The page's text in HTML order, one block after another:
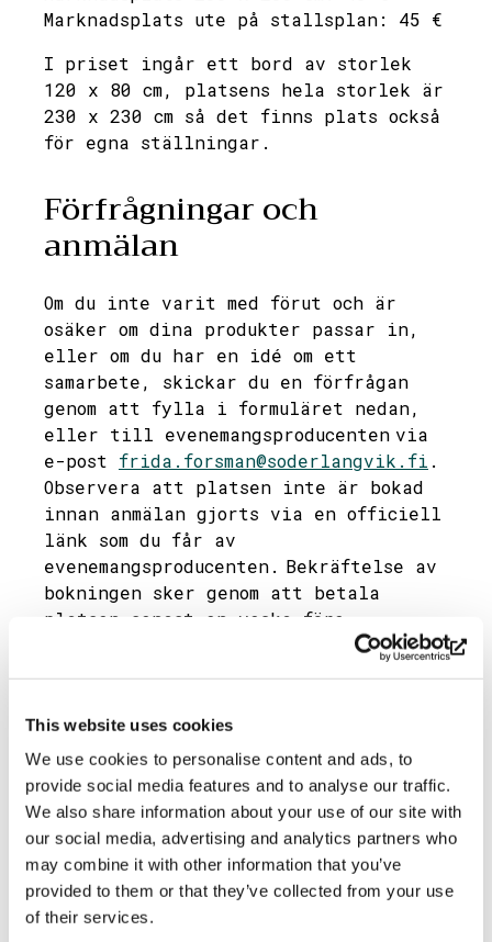
This website uses cookies
We use cookies to personalise content and ads, to
provide social media features and to analyse our traffic.
We also share information about your use of our site with
our social media, advertising and analytics partners who
may combine it with other information that you’ve
provided to them or that they’ve collected from your use
of their services.
Marknadsplats ute på stallsplan: 45 €
I priset ingår ett bord av storlek
120 x 80 cm, platsens hela storlek är
230 x 230 cm så det finns plats också
för egna ställningar.
Förfrågningar och
anmälan
Om du inte varit med förut och är
osäker om dina produkter passar in,
eller om du har en idé om ett
samarbete, skickar du en förfrågan
genom att fylla i formuläret nedan,
eller till evenemangsproducenten via
e-post frida.forsman@soderlangvik.fi .
Observera att platsen inte är bokad
innan anmälan gjorts via en officiell
länk som du får av
evenemangsproducenten. Bekräftelse av
bokningen sker genom att betala
platsen senast en vecka före
Namn
*
Företag eller organisation
E-post